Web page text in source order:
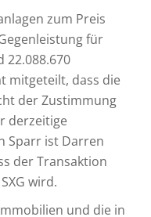
zum Preis
für
22.088.670
mitgeteilt, dass die
der Zustimmung
derzeitige
Sparr ist Darren
der Transaktion
wird.
und die in